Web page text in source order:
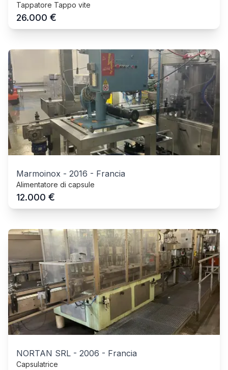
Tappatore Tappo vite
26.000 €
Marmoinox - 2016 - Francia
Alimentatore di capsule
12.000 €
NORTAN SRL - 2006 - Francia
Capsulatrice